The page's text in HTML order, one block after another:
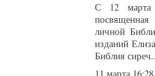
С 12 марта
личной
изданий
Библия
11 марта 16:28